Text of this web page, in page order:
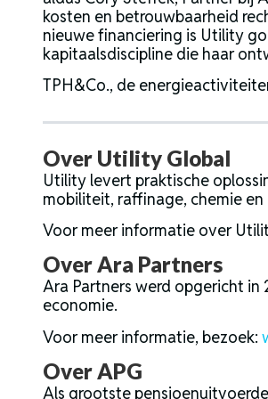
kosten en betrouwbaarheid
nieuwe financiering is Utility
kapitaalsdiscipline die haar
TPH&Co., de
Over Utility Global
Utility levert praktische
mobiliteit, raffinage, chemie en
Voor meer informatie over
Over Ara Partners
Ara Partners werd opgericht
economie.
Voor meer informatie, bezoek:
Over APG
Als grootste